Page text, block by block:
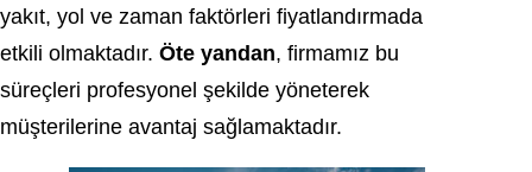
yakıt, yol ve zaman faktörleri fiyatlandırmada
etkili olmaktadır. Öte yandan, firmamız bu
süreçleri profesyonel şekilde yöneterek
müşterilerine avantaj sağlamaktadır.